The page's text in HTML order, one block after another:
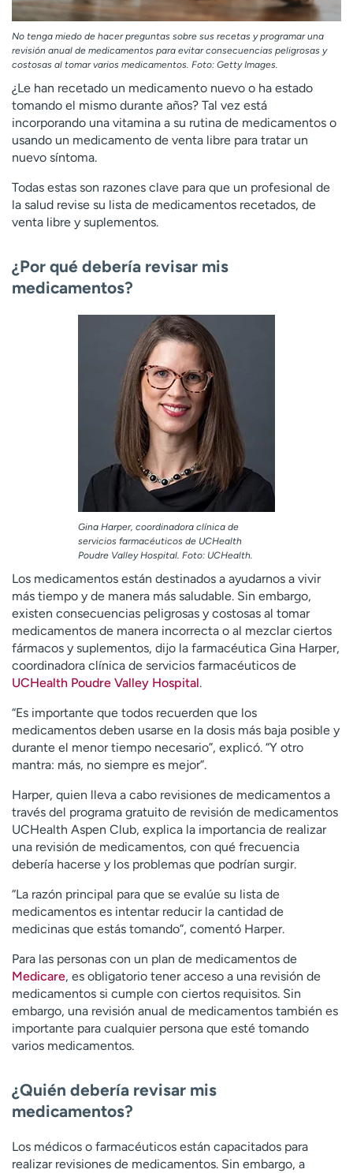
No tenga miedo de hacer preguntas sobre sus recetas y programar una
revisión anual de medicamentos para evitar consecuencias peligrosas y
costosas al tomar varios medicamentos. Foto: Getty Images.
¿Le han recetado un medicamento nuevo o ha estado
tomando el mismo durante años? Tal vez está
incorporando una vitamina a su rutina de medicamentos o
usando un medicamento de venta libre para tratar un
nuevo síntoma.
Todas estas son razones clave para que un profesional de
la salud revise su lista de medicamentos recetados, de
venta libre y suplementos.
¿Por qué debería revisar mis
medicamentos?
Gina Harper, coordinadora clínica de
servicios farmacéuticos de UCHealth
Poudre Valley Hospital. Foto: UCHealth.
Los medicamentos están destinados a ayudarnos a vivir
más tiempo y de manera más saludable. Sin embargo,
existen consecuencias peligrosas y costosas al tomar
medicamentos de manera incorrecta o al mezclar ciertos
fármacos y suplementos, dijo la farmacéutica Gina Harper,
coordinadora clínica de servicios farmacéuticos de
UCHealth Poudre Valley Hospital.
“Es importante que todos recuerden que los
medicamentos deben usarse en la dosis más baja posible y
durante el menor tiempo necesario”, explicó. “Y otro
mantra: más, no siempre es mejor”.
Harper, quien lleva a cabo revisiones de medicamentos a
través del programa gratuito de revisión de medicamentos
UCHealth Aspen Club, explica la importancia de realizar
una revisión de medicamentos, con qué frecuencia
debería hacerse y los problemas que podrían surgir.
“La razón principal para que se evalúe su lista de
medicamentos es intentar reducir la cantidad de
medicinas que estás tomando”, comentó Harper.
Para las personas con un plan de medicamentos de
Medicare, es obligatorio tener acceso a una revisión de
medicamentos si cumple con ciertos requisitos. Sin
embargo, una revisión anual de medicamentos también es
importante para cualquier persona que esté tomando
varios medicamentos.
¿Quién debería revisar mis
medicamentos?
Los médicos o farmacéuticos están capacitados para
realizar revisiones de medicamentos. Sin embargo, a